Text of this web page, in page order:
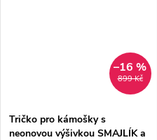
899 Kč
–16 %
Tričko pro kámošky s
neonovou výšivkou SMAJLÍK a